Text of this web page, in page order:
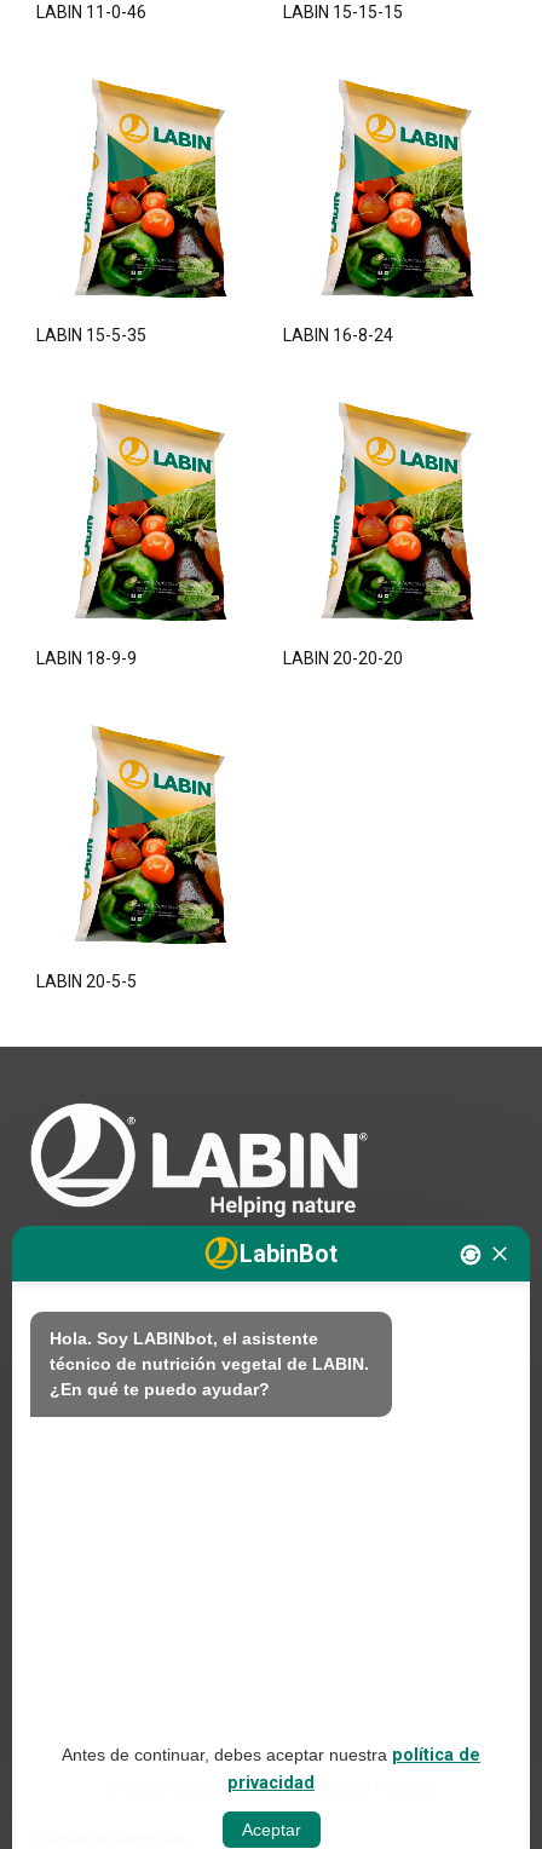
LABIN 11-0-46 LABIN 15-15-15
LABIN 15-5-35 LABIN 16-8-24
LABIN 18-9-9 LABIN 20-20-20
LABIN 20-5-5
Nosotros
Productos
Política de redes sociales
Política de privacidad web
LabinBot
Hola. Soy LABINbot, el asistente
técnico de nutrición vegetal de LABIN.
¿En qué te puedo ayudar?
El contenido generado con IA puede ser inexacto.
Antes de continuar, debes aceptar nuestra política de
privacidad
Aceptar